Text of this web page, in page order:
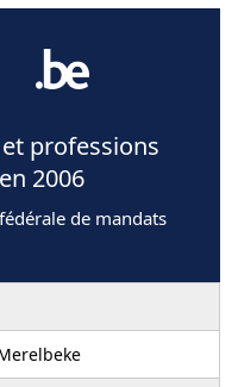
professions
2006
de mandats